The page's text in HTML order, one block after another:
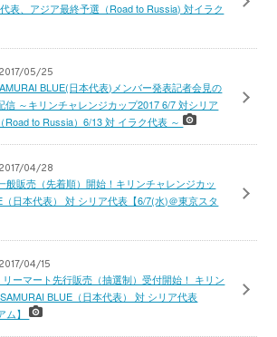
表、アジア最終予選（Road to Russia) 対イラク
2017/05/25
BLUE(日本代表)メンバー発表記者会見の
信 ～キリンチャレンジカップ2017 6/7 対シリア
Road to Russia）6/13 対 イラク代表 ～
2017/04/28
般販売（先着順）開始！キリンチャレンジカッ
日本代表） 対 シリア代表【6/7(水)＠東京スタ
2017/04/15
ーマート先行販売（抽選制）受付開始！ キリン
BLUE（日本代表） 対 シリア代表
ム】